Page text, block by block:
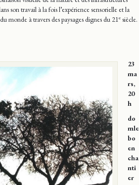
son travail à la fois l’expérience sensorielle et la
monde à travers des paysages dignes du 21e siècle.
23
ma
rs,
20
h
do
mle
bo
en
cha
nti
er